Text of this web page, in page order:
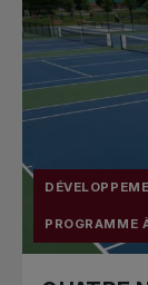
PROGRAMME